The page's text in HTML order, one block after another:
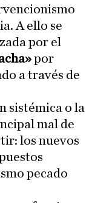
A ello se
por el
por
a través de
sistémica o la
mal de
los nuevos
pecado